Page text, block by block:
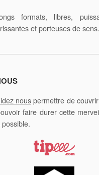
formats, libres,
et porteuses de sens.
nouspermettre de
faire durer cette